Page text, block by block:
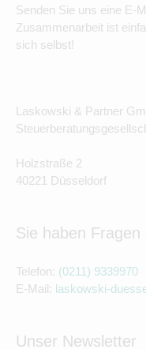
Senden Sie uns eine E-
Zusammenarbeit ist
sich selbst!
Laskowski & Partner
Holzstraße 2
40221 Düsseldorf
Sie haben
Telefon: (0211) 9339970
E-Mail: laskowski-
Unser Newsletter